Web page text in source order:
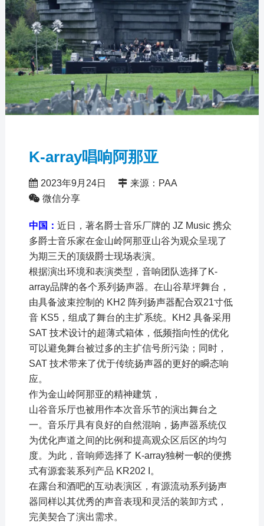
K-array唱响阿那亚
2023年9月24日
来源：PAA
微信分享
中国：近日，著名爵士音乐厂牌的 JZ Music 携众
多爵士音乐家在金山岭阿那亚山谷为观众呈现了
为期三天的顶级爵士现场表演。
根据演出环境和表演类型，音响团队选择了K-
array品牌的各个系列扬声器。在山谷草坪舞台，
由具备波束控制的 KH2 阵列扬声器配合双21寸低
音 KS5，组成了舞台的主扩系统。KH2 具备采用
SAT 技术设计的超薄式箱体，低频指向性的优化
可以避免舞台被过多的主扩信号所污染；同时，
SAT 技术带来了优于传统扬声器的更好的瞬态响
应。
作为金山岭阿那亚的精神建筑，
山谷音乐厅也被用作本次音乐节的演出舞台之
一。音乐厅具有良好的自然混响，扬声器系统仅
为优化声道之间的比例和提高观众区后区的均匀
度。为此，音响师选择了 K-array独树一帜的便携
式有源套装系列产品 KR202 I。
在露台和酒吧的互动表演区，有源流动系列扬声
器同样以其优秀的声音表现和灵活的装卸方式，
完美契合了演出需求。